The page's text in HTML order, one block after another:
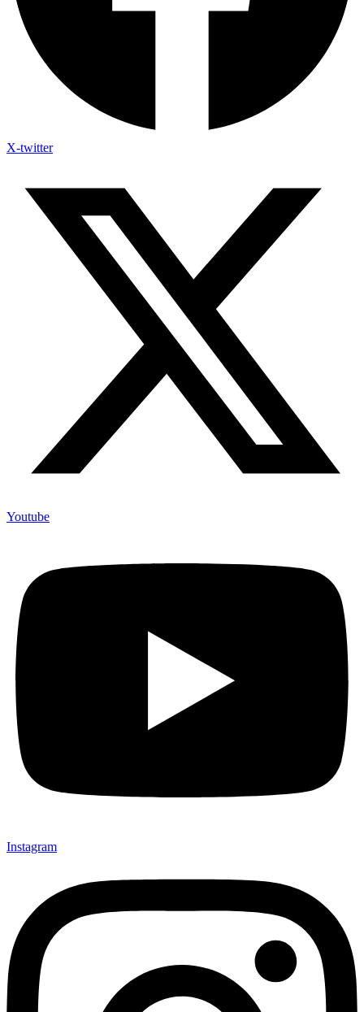
X-twitter
Youtube
Instagram